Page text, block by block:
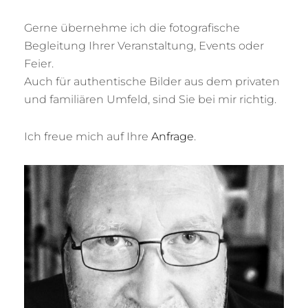
Gerne übernehme ich die fotografische
Begleitung Ihrer Veranstaltung, Events oder
Feier.
Auch für authentische Bilder aus dem privaten
und familiären Umfeld, sind Sie bei mir richtig.
Ich freue mich auf Ihre Anfrage.